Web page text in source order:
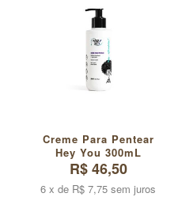
Creme Para Pentear
Hey You 300mL
R$ 46,50
6 x de R$ 7,75 sem juros